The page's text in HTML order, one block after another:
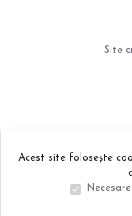
Site
Acest site folosește
Necesare